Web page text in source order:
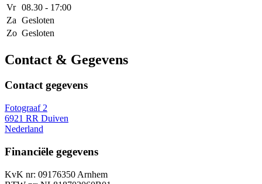
Vr 08.30 - 17:00
Za Gesloten
Zo Gesloten
Contact & Gegevens
Contact gegevens
Fotograaf 2
6921 RR Duiven
Nederland
Financiële gegevens
KvK nr: 09176350 Arnhem